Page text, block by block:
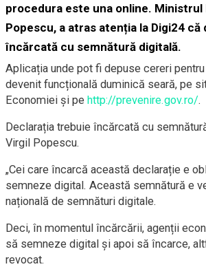
procedura este una online. Ministrul
Popescu, a atras atenția la Digi24
încărcată cu semnătură digitală.
Aplicația unde pot fi depuse cereri pentru
devenit funcțională duminică seară, pe
Economiei și pe http://prevenire.gov.ro/.
Declarația trebuie încărcată cu
Virgil Popescu.
„Cei care încarcă această declarație e
semneze digital. Această semnătură e
națională de semnături digitale.
Deci, în momentul încărcării, agenții
să semneze digital și apoi să încarce,
revocat.